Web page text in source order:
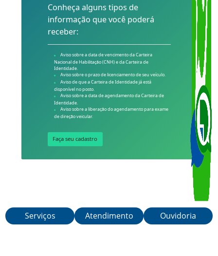
mail, sobre diversos serviços que
são prestados pelo
Departamento.
Conheça alguns tipos de
informação que você poderá
receber:
Aviso sobre a data de vencimento da Carteira
Nacional de Habilitação (CNH) e da Carteira de
Identidade.
Aviso de que a Carteira de Identidade já está
disponível no posto.
Identidade.
Serviços Atendimento Ouvidoria